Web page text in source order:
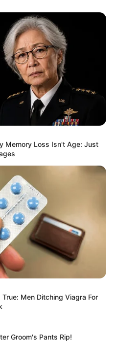
Memory Loss Isn't Age: Just
Men Ditching Viagra For
Groom's Pants Rip!